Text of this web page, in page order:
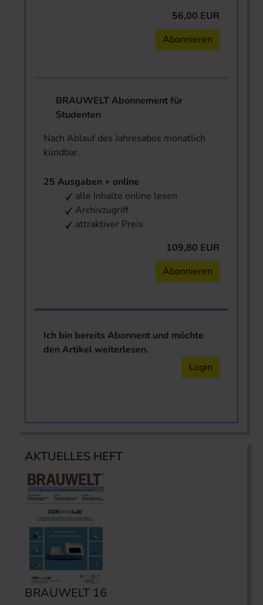
56,00 EUR
Abonnieren
BRAUWELT Abonnement für
Studenten
Nach Ablauf des Jahresabos monatlich
kündbar.
25 Ausgaben + online
alle Inhalte online lesen
Archivzugriff
attraktiver Preis
109,80 EUR
Abonnieren
Ich bin bereits Abonnent und möchte
den Artikel weiterlesen.
Login
AKTUELLES HEFT
BRAUWELT 16